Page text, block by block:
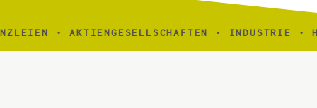
• AKTIENGESELLSCHAFTEN • INDUSTRIE •